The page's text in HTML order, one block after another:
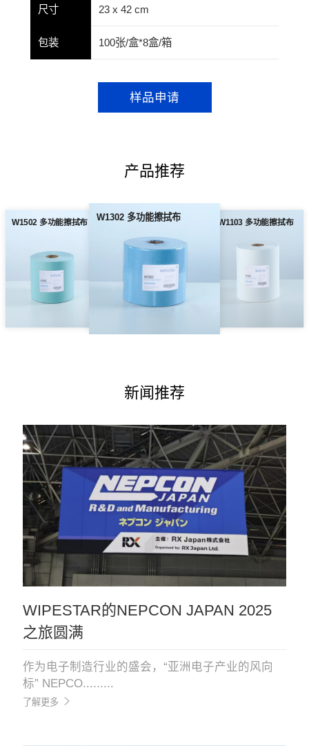
尺寸 23 x 42 cm
包装 100张/盒*8盒/箱
样品申请
产品推荐
W1502 多功能擦拭布 W1302 多功能擦拭布 W1103 多功能擦拭布
新闻推荐
WIPESTAR的NEPCON JAPAN 2025
之旅圆满
作为电子制造行业的盛会，“亚洲电子产业的风向
标” NEPCO.........
了解更多